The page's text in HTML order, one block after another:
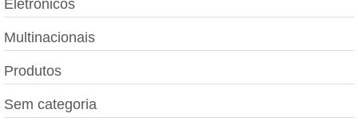
Eletrônicos
Multinacionais
Produtos
Sem categoria